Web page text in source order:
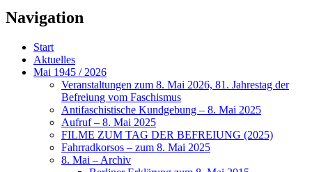
Navigation
Start
Aktuelles
Mai 1945 / 2026
Veranstaltungen zum 8. Mai 2026, 81. Jahrestag der
Befreiung vom Faschismus
Antifaschistische Kundgebung – 8. Mai 2025
Aufruf – 8. Mai 2025
FILME ZUM TAG DER BEFREIUNG (2025)
Fahrradkorsos – zum 8. Mai 2025
8. Mai – Archiv